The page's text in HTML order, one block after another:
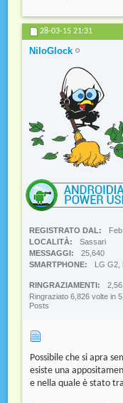
28-03-1521:31
NiloGlock
REGISTRATO DAL
LOCALITÀ
Sassari
MESSAGGI
25,640
SMARTPHONE
LG G2,
RINGRAZIAMENTI
Ringraziato 6,826 volte in
Posts
Possibile che si apra
esiste una
e nella quale è stato